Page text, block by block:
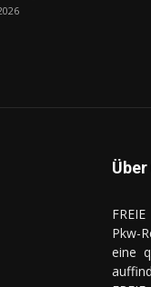
Über
Pkw-
eine